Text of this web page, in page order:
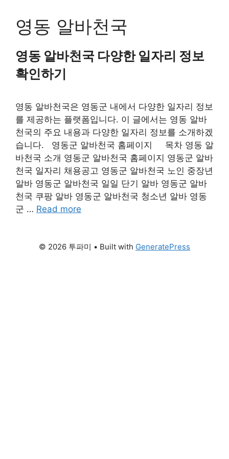
content영동 알바천국
영동 알바천국 다양한 일자리 정보
확인하기
영동 알바천국은 영동군 내에서 다양한 일자리 정보
를 제공하는 플랫폼입니다. 이 글에서는 영동 알바
천국의 주요 내용과 다양한 일자리 정보를 소개하겠
습니다. 영동군 알바천국 홈페이지 목차 영동 알
바천국 소개 영동군 알바천국 홈페이지 영동군 알바
천국 일자리 채용공고 영동군 알바천국 노인 중장년
알바 영동군 알바천국 일일 단기 알바 영동군 알바
천국 쿠팡 알바 영동군 알바천국 청소년 알바 영동
군 … Read more
© 2026 투파미 • Built with GeneratePress